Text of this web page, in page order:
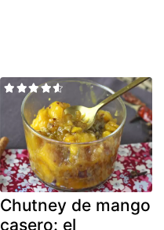
Chutney de mango
casero: el